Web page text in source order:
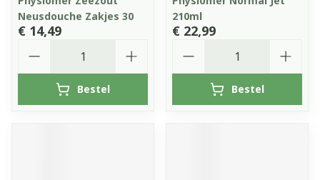
Neusdouche Zakjes 30
€ 14,49
Bestel
210ml
€ 22,99
Bestel